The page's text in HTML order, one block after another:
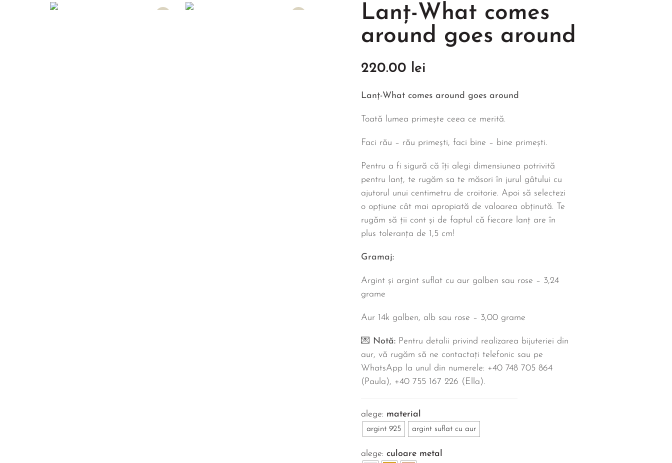
Lanț-What comes
around goes around
220.00 lei
Lanț-What comes around goes around
Toată lumea primește ceea ce merită.
Faci rău – rău primești, faci bine – bine primești.
Pentru a fi sigură că îți alegi dimensiunea potrivită
pentru lanț, te rugăm sa te măsori în jurul gâtului cu
ajutorul unui centimetru de croitorie. Apoi să selectezi
o opțiune cât mai apropiată de valoarea obținută. Te
rugăm să ții cont și de faptul că fiecare lanț are în
plus toleranța de 1,5 cm!
Gramaj:
Argint și argint suflat cu aur galben sau rose – 3,24
grame
Aur 14k galben, alb sau rose – 3,00 grame
💌 Notă: Pentru detalii privind realizarea bijuteriei din
aur, vă rugăm să ne contactați telefonic sau pe
WhatsApp la unul din numerele: +40 748 705 864
(Paula), ‪+40 755 167 226‬ (Ella).
material
argint 925 argint suflat cu aur
culoare metal